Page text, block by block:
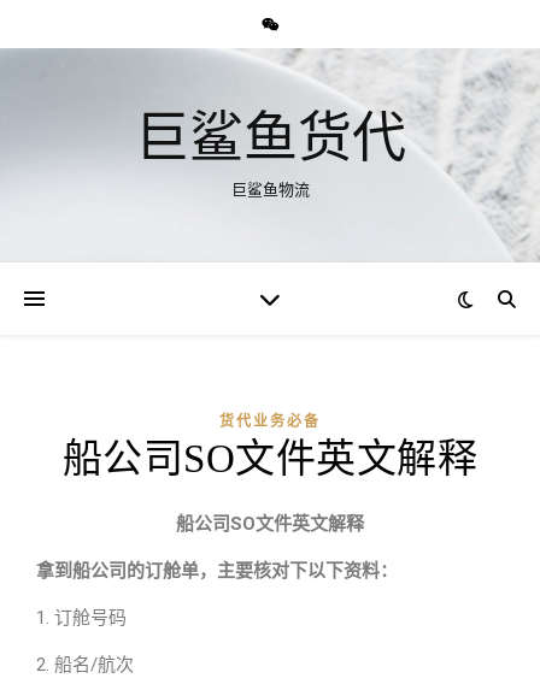
巨鲨鱼货代
巨鲨鱼物流
货代业务必备
船公司SO文件英文解释
船公司SO文件英文解释
拿到船公司的订舱单，主要核对下以下资料：
1. 订舱号码
2. 船名/航次